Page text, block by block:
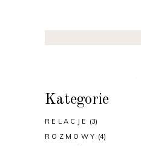
Kategorie
RELACJE (3)
ROZMOWY (4)